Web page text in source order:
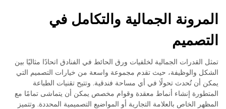
المرونة الجمالية والتكامل في
التصميم
تمثل القدرات الجمالية لخلفيات ورق الحائط في الفنادق اتحادًا مثاليًا بين
الشكل والوظيفة، حيث تقدم مجموعة واسعة من خيارات التصميم التي
يمكن أن تُحدث تحولًا في أي مساحة فندقية. وتتيح تقنيات الطباعة
المتطورة إنشاء أنماط معقدة وقوام مخصص يمكن أن يتماشى تمامًا مع
المظهر الخاص بالعلامة التجارية أو المواضيع التصميمية المحددة. وتتميز